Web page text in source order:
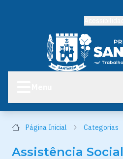
Página Inicial Categorias
Assistência Social